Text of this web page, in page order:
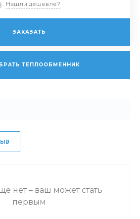
Нашли дешевле?
ЗАКАЗАТЬ
ТЕПЛООБМЕННИК
нет – ваш может стать
первым